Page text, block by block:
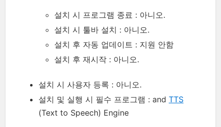
설치 시 프로그램 종료 : 아니오.
설치 시 툴바 설치 : 아니오.
설치 후 자동 업데이트 : 지원 안함
설치 후 재시작 : 아니오.
설치 시 사용자 등록 : 아니오.
설치 및 실행 시 필수 프로그램 : and TTS
(Text to Speech) Engine